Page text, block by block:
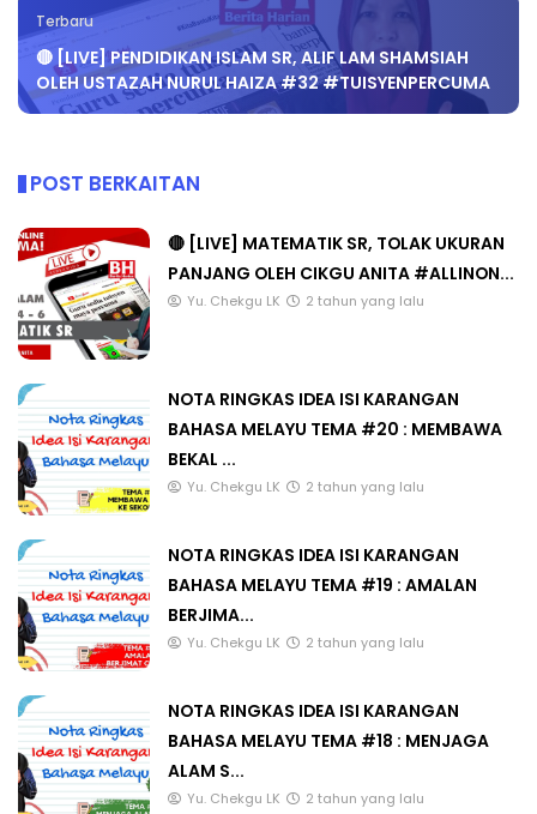
Terbaru
🔴 [LIVE] PENDIDIKAN ISLAM SR, ALIF LAM SHAMSIAH
OLEH USTAZAH NURUL HAIZA #32 #TUISYENPERCUMA
POST BERKAITAN
🔴 [LIVE] MATEMATIK SR, TOLAK UKURAN
PANJANG OLEH CIKGU ANITA #ALLINON...
Yu. Chekgu LK 2 tahun yang lalu
NOTA RINGKAS IDEA ISI KARANGAN
BAHASA MELAYU TEMA #20 : MEMBAWA
BEKAL ...
Yu. Chekgu LK 2 tahun yang lalu
NOTA RINGKAS IDEA ISI KARANGAN
BAHASA MELAYU TEMA #19 : AMALAN
BERJIMA...
Yu. Chekgu LK 2 tahun yang lalu
NOTA RINGKAS IDEA ISI KARANGAN
BAHASA MELAYU TEMA #18 : MENJAGA
ALAM S...
Yu. Chekgu LK 2 tahun yang lalu